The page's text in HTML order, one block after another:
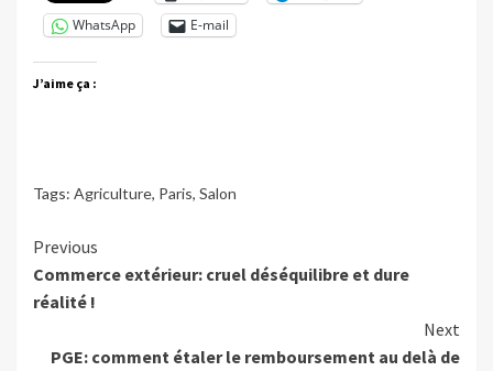
WhatsApp
E-mail
J’aime ça :
Tags: Agriculture, Paris, Salon
Continue
Reading
Previous
Commerce extérieur: cruel déséquilibre et dure
réalité !
Next
PGE: comment étaler le remboursement au delà de